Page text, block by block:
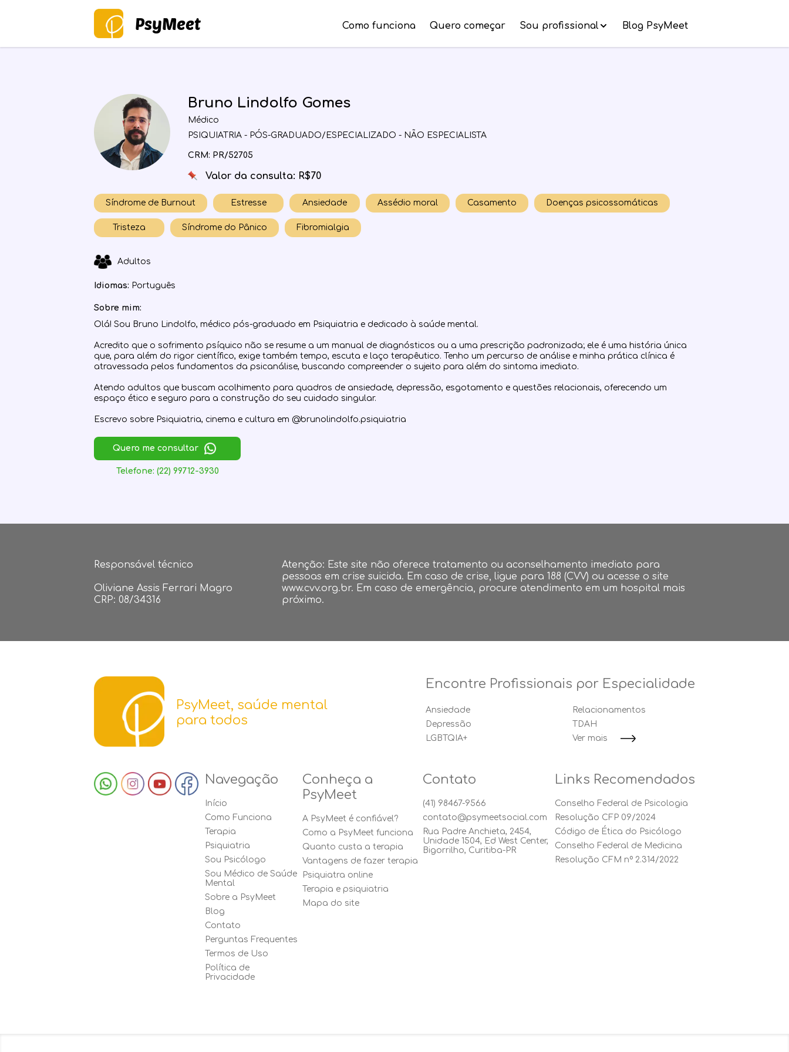
PsyMeet Como funciona Quero começar Sou profissional Blog PsyMeet
Bruno Lindolfo Gomes
Médico
PSIQUIATRIA - PÓS-GRADUADO/ESPECIALIZADO - NÃO ESPECIALISTA
CRM: PR/52705
Valor da consulta: R$70
Síndrome de Burnout Estresse Ansiedade Assédio moral Casamento Doenças psicossomáticas
Tristeza Síndrome do Pânico Fibromialgia
Adultos
Idiomas: Português
Sobre mim:
Olá! Sou Bruno Lindolfo, médico pós-graduado em Psiquiatria e dedicado à saúde mental.
Acredito que o sofrimento psíquico não se resume a um manual de diagnósticos ou a uma prescrição padronizada; ele é uma história única
que, para além do rigor científico, exige também tempo, escuta e laço terapêutico. Tenho um percurso de análise e minha prática clínica é
atravessada pelos fundamentos da psicanálise, buscando compreender o sujeito para além do sintoma imediato.
Atendo adultos que buscam acolhimento para quadros de ansiedade, depressão, esgotamento e questões relacionais, oferecendo um
espaço ético e seguro para a construção do seu cuidado singular.
​Escrevo sobre Psiquiatria, cinema e cultura em @brunolindolfo.psiquiatria
Quero me consultar
Telefone: (22) 99712-3930
Responsável técnico
Oliviane Assis Ferrari Magro
CRP: 08/34316
Atenção: Este site não oferece tratamento ou aconselhamento imediato para
pessoas em crise suicida. Em caso de crise, ligue para 188 (CVV) ou acesse o site
www.cvv.org.br. Em caso de emergência, procure atendimento em um hospital mais
próximo.
PsyMeet, saúde mental
para todos
Encontre Profissionais por Especialidade
Ansiedade
Depressão
LGBTQIA+
Relacionamentos
TDAH
Ver mais
Navegação
Início
Como Funciona
Terapia
Psiquiatria
Sou Psicólogo
Sou Médico de Saúde
Mental
Sobre a PsyMeet
Blog
Contato
Perguntas Frequentes
Termos de Uso
Política de
Privacidade
Conheça a
PsyMeet
A PsyMeet é confiável?
Como a PsyMeet funciona
Quanto custa a terapia
Vantagens de fazer terapia
Psiquiatra online
Terapia e psiquiatria
Mapa do site
Contato
(41) 98467-9566
contato@psymeetsocial.com
Rua Padre Anchieta, 2454,
Unidade 1504, Ed West Center,
Bigorrilho, Curitiba-PR
Links Recomendados
Conselho Federal de Psicologia
Resolução CFP 09/2024
Código de Ética do Psicólogo
Conselho Federal de Medicina
Resolução CFM nº 2.314/2022